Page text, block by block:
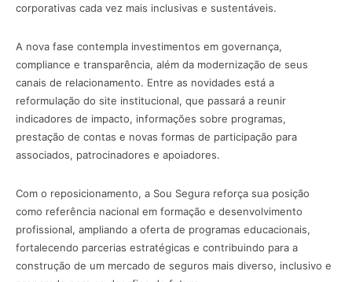
corporativas cada vez mais inclusivas e sustentáveis.
A nova fase contempla investimentos em governança,
compliance e transparência, além da modernização de seus
canais de relacionamento. Entre as novidades está a
reformulação do site institucional, que passará a reunir
indicadores de impacto, informações sobre programas,
prestação de contas e novas formas de participação para
associados, patrocinadores e apoiadores.
Com o reposicionamento, a Sou Segura reforça sua posição
como referência nacional em formação e desenvolvimento
profissional, ampliando a oferta de programas educacionais,
fortalecendo parcerias estratégicas e contribuindo para a
construção de um mercado de seguros mais diverso, inclusivo e